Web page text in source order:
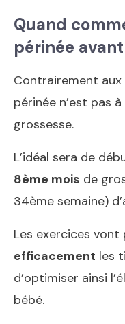
Quand
périnée
Contrairement aux
périnée n’est pas
grossesse.
L’idéal sera de
8ème mois de
34ème semaine)
Les exercices vont
efficacement les
d’optimiser ainsi
bébé.